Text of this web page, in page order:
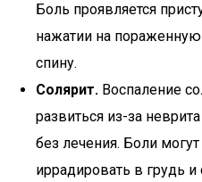
Боль проявляется
нажатии на пораженную
спину.
Солярит. Воспаление
развиться из-за
без лечения. Боли
иррадировать в грудь